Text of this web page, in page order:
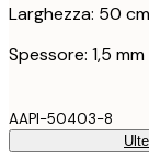
Larghezza: 50 cm
Spessore: 1,5 mm
AAPI-50403-8